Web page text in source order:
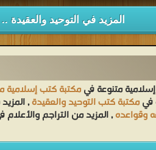
المزيد في التوحيد والعقيدة ..
متنوعة فيمكتبة كتب إسلامية
فيمكتبة كتب التوحيد والعقيدة,
وقواعده, المزيد من التراجم والأعلام